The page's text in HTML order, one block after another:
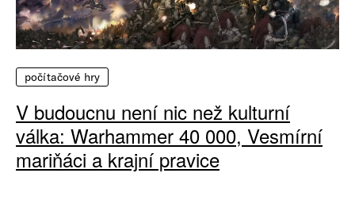
počítačové hry
V budoucnu není nic než kulturní
válka: Warhammer 40 000, Vesmírní
mariňáci a krajní pravice